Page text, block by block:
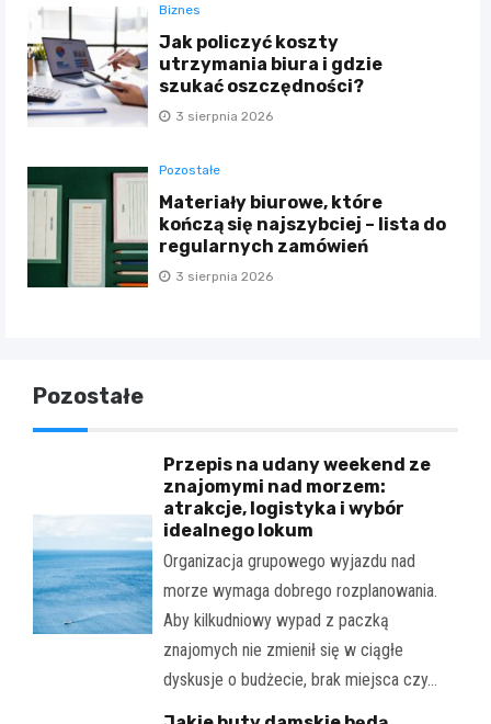
Biznes
Jak policzyć koszty
utrzymania biura i gdzie
szukać oszczędności?
3 sierpnia 2026
Pozostałe
Materiały biurowe, które
kończą się najszybciej – lista do
regularnych zamówień
3 sierpnia 2026
Pozostałe
Przepis na udany weekend ze
znajomymi nad morzem:
atrakcje, logistyka i wybór
idealnego lokum
Organizacja grupowego wyjazdu nad
morze wymaga dobrego rozplanowania.
Aby kilkudniowy wypad z paczką
znajomych nie zmienił się w ciągłe
dyskusje o budżecie, brak miejsca czy…